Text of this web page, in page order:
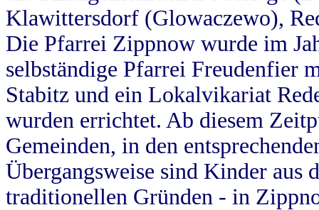
Klawittersdorf (Glowaczewo),
Die Pfarrei Zippnow wurde im
selbständige Pfarrei Freudenfier
Stabitz und ein Lokalvikariat
wurden errichtet. Ab diesem
Gemeinden, in den
Übergangsweise sind Kinder aus
traditionellen Gründen - in